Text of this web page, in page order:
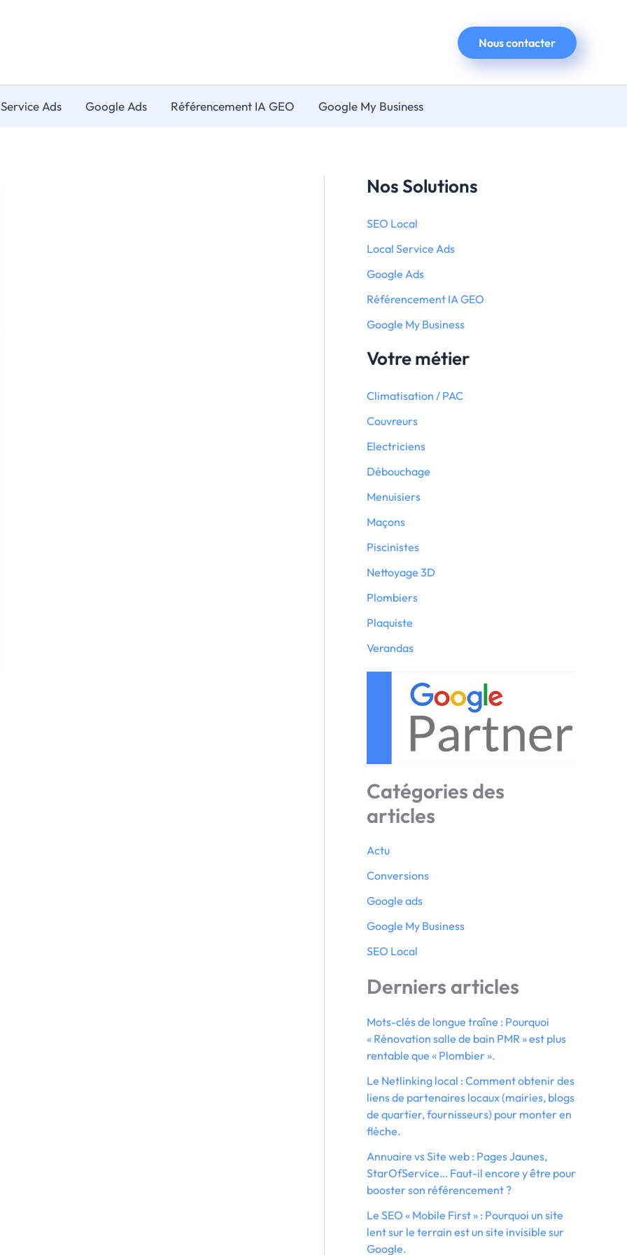
Nous contacter
Ads Google Ads Référencement IA GEO Google My Business
Nos Solutions
SEO Local
Local Service Ads
Google Ads
Référencement IA GEO
Google My Business
Votre métier
Climatisation / PAC
Couvreurs
Electriciens
Débouchage
Menuisiers
Maçons
Piscinistes
Nettoyage 3D
Plombiers
Plaquiste
Verandas
Catégories des
articles
Actu
Conversions
Google ads
Google My Business
SEO Local
Derniers articles
Mots-clés de longue traîne : Pourquoi
« Rénovation salle de bain PMR » est plus
rentable que « Plombier ».
Le Netlinking local : Comment obtenir des
liens de partenaires locaux (mairies, blogs
de quartier, fournisseurs) pour monter en
flèche.
Annuaire vs Site web : Pages Jaunes,
StarOfService… Faut-il encore y être pour
booster son référencement ?
Le SEO « Mobile First » : Pourquoi un site
lent sur le terrain est un site invisible sur
Google.